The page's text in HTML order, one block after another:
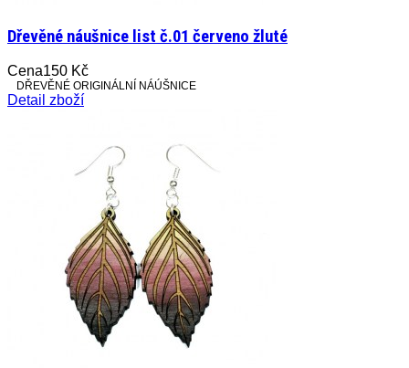
Dřevěné náušnice list č.01 červeno žluté
Cena150 Kč
DŘEVĚNÉ ORIGINÁLNÍ NÁÚŠNICE
Detail zboží